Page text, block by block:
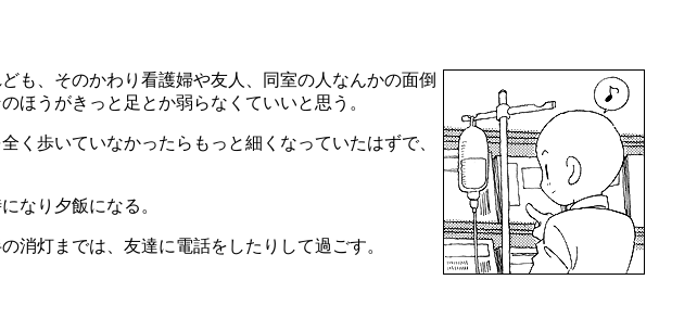
も、そのかわり看護婦や友人、同室の人なんかの面倒
ほうがきっと足とか弱らなくていいと思う。
く歩いていなかったらもっと細くなっていたはずで、
なり夕飯になる。
消灯までは、友達に電話をしたりして過ごす。